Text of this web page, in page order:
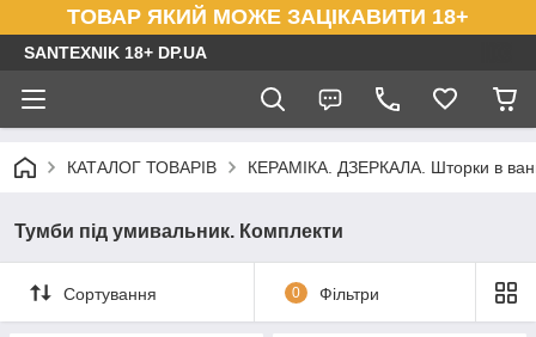
ТОВАР ЯКИЙ МОЖЕ ЗАЦІКАВИТИ 18+
SANTEXNIK 18+ DP.UA
КАТАЛОГ ТОВАРІВ КЕРАМІКА. ДЗЕРКАЛА. Шторки в
Тумби під умивальник. Комплекти
Сортування 0 Фільтри